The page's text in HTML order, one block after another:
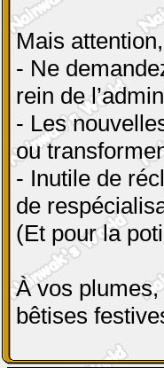
Mais
- Ne
rein de
- Les
ou
- Inutile de
de
(Et pour la
À vos
bêtises